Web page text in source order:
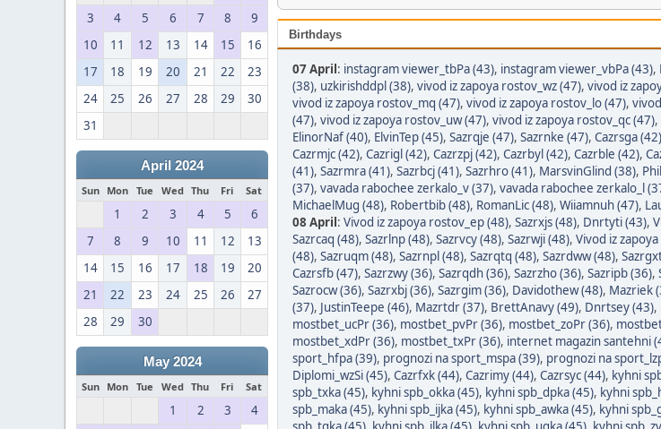
3
4 5 6 7 8
9
10
11 12 13 14 15
16
17
18 19 20 21 22
23
24
25 26 27 28 29
30
31
April 2024
Sun Mon Tue Wed Thu Fri Sat
1 2 3 4 5
6
7
8 9 10 11 12
13
14
15 16 17 18 19
20
21
22 23 24 25 26
27
28
29 30
May 2024
Sun Mon Tue Wed Thu Fri Sat
1 2 3 4
Birthdays
07 April: instagram viewer_tbPa (43), instagram viewer_vbPa (43),
(38), uzkirishddpl (38), vivod iz zapoya rostov_wz (47), vivod iz
vivod iz zapoya rostov_mq (47), vivod iz zapoya rostov_lo (47),
(47), vivod iz zapoya rostov_uw (47), vivod iz zapoya rostov_qc (47),
ElinorNaf (40), ElvinTep (45), Sazrqje (47), Sazrnke (47), Cazrsga (42)
Cazrmjc (42), Cazrigl (42), Cazrzpj (42), Cazrbyl (42), Cazrble (42),
(41), Sazrmra (41), Sazrbcj (41), Sazrhro (41), MarsvinGlind (38),
(37), vavada rabochee zerkalo_v (37), vavada rabochee zerkalo_l
MichaelMug (48), Robertbib (48), RomanLic (48), Wiiamnuh (47),
08 April: Vivod iz zapoya rostov_ep (48), Sazrxjs (48), Dnrtyti (43),
Sazrcaq (48), Sazrlnp (48), Sazrvcy (48), Sazrwji (48), Vivod iz
(48), Sazruqm (48), Sazrnpl (48), Sazrqtq (48), Sazrdww (48),
Cazrsfb (47), Sazrzwy (36), Sazrqdh (36), Sazrzho (36), Sazripb (36),
Sazrocw (36), Sazrxbj (36), Sazrgim (36), Davidothew (48), Mazriek
(37), JustinTeepe (46), Mazrtdr (37), BrettAnavy (49), Dnrtsey (43),
mostbet_ucPr (36), mostbet_pvPr (36), mostbet_zoPr (36),
mostbet_xdPr (36), mostbet_txPr (36), internet magazin santehni
sport_hfpa (39), prognozi na sport_mspa (39), prognozi na
Diplomi_wzSi (45), Cazrfxk (44), Cazrimy (44), Cazrsyc (44), kyhni
spb_txka (45), kyhni spb_okka (45), kyhni spb_dpka (45), kyhni
spb_maka (45), kyhni spb_ijka (45), kyhni spb_awka (45), kyhni